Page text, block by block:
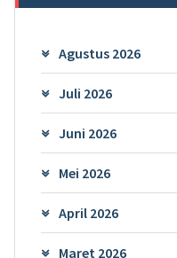
Agustus 2026
Juli 2026
Juni 2026
Mei 2026
April 2026
Maret 2026